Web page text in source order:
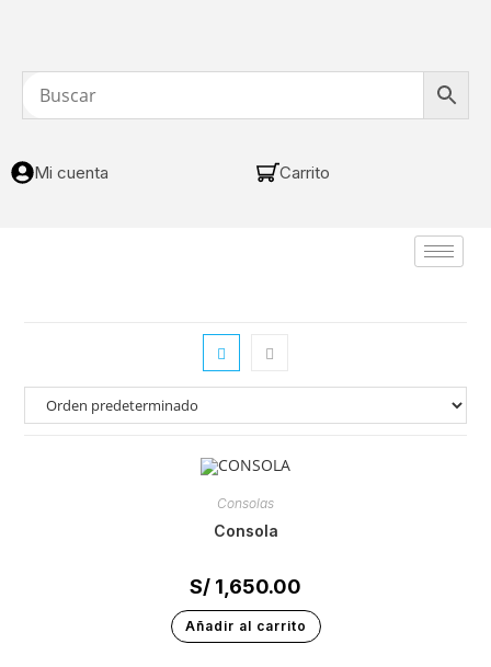
Mi cuenta Carrito
Consolas
consola
S/ 1,650.00
Añadir al carrito